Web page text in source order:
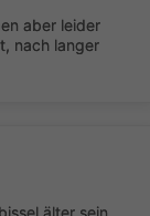
aber leider
nach langer
älter sein